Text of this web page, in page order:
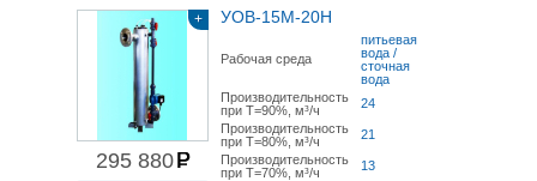
+
295 880
УОВ-15М-20Н
Рабочая среда
питьевая
вода /
сточная
вода
Производительность
при Т=90%, м³/ч
24
Производительность
при Т=80%, м³/ч
21
Производительность
при Т=70%, м³/ч
13